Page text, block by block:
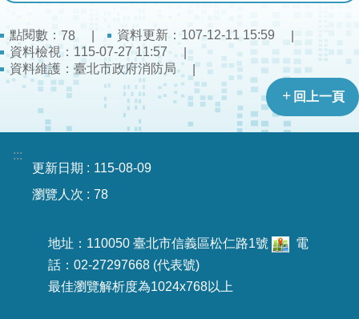
育
下
載
專
力
園
地
點閱數： 78
資料更新：107-12-11 15:59
資料檢視：115-07-27 11:57
資料維護：臺北市政府消防局
回上一頁
:::
更新日期
115-08-09
瀏覽人次
78
地址：110050 臺北市信義區松仁路1號
電
話：02-27297668 (代表號)
最佳瀏覽解析度為1024x768以上